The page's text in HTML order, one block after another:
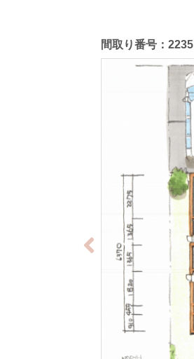
間取り番号：2235